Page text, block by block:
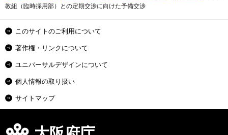
教組（臨時採用部）との定期交渉に向けた予備交渉
このサイトのご利用について
著作権・リンクについて
ユニバーサルデザインについて
個人情報の取り扱い
サイトマップ